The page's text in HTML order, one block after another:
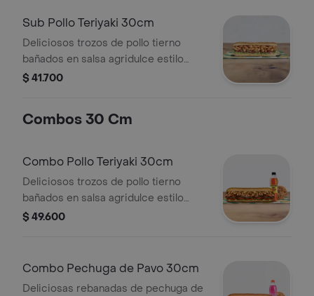
Sub Pollo Teriyaki 30cm
Deliciosos trozos de pollo tierno
bañados en salsa agridulce estilo
teriyaki. Pídelo con tus vegetales
$ 41.700
Combos 30 Cm
Combo Pollo Teriyaki 30cm
Deliciosos trozos de pollo tierno
bañados en salsa agridulce estilo
teriyaki. Pídelo con tus vegetales
bebida más acompañamiento.
$ 49.600
Combo Pechuga de Pavo 30cm
Deliciosas rebanadas de pechuga de